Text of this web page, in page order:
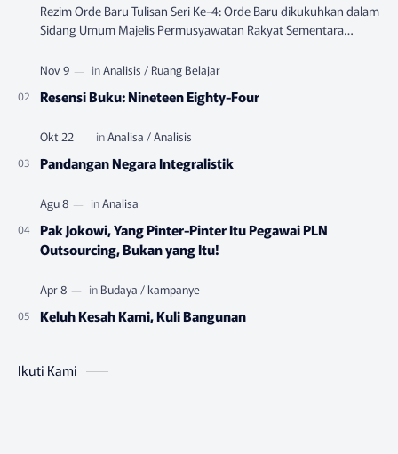
Rezim Orde Baru Tulisan Seri Ke-4: Orde Baru dikukuhkan dalam
Sidang Umum Majelis Permusyawatan Rakyat Sementara
Resensi Buku: Nineteen Eighty-Four
Pandangan Negara Integralistik
Pak Jokowi, Yang Pinter-Pinter Itu Pegawai PLN
Outsourcing, Bukan yang Itu!
Keluh Kesah Kami, Kuli Bangunan
Ikuti Kami